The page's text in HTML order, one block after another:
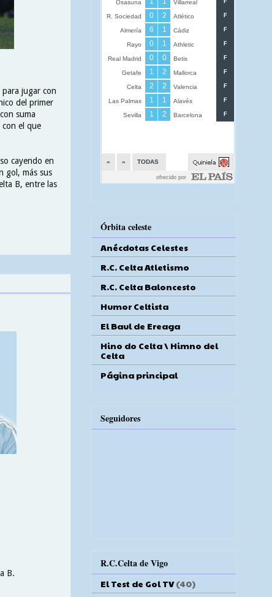
jugar con
del primer
suma
el que
cayendo en
gol, más sus
B, entre las
B.
Órbita celeste
Anécdotas Celestes
R.C. Celta Atletismo
R.C. Celta Baloncesto
Humor Celtista
El Baul de Ereaga
Hino do Celta \ Himno del
Celta
Página principal
Seguidores
R.C.Celta de Vigo
El Test de Gol TV (40)